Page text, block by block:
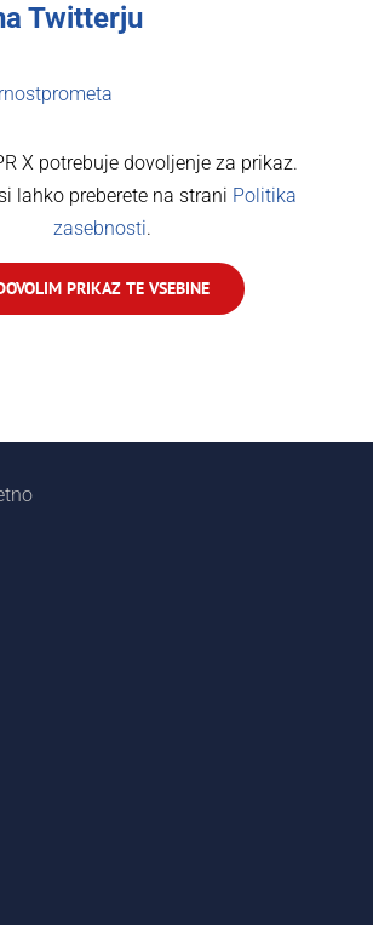
Twitterju
X potrebuje dovoljenje za prikaz.
lahko preberete na strani Politika
zasebnosti.
PRIKAZ TE VSEBINE